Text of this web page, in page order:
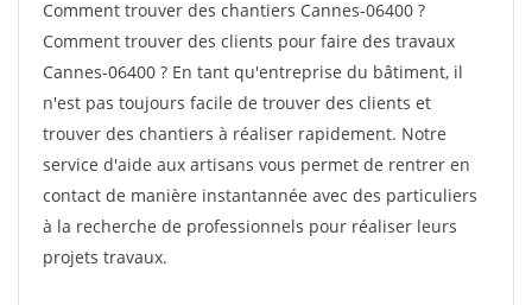
Comment trouver des chantiers Cannes-06400 ?
Comment trouver des clients pour faire des travaux
Cannes-06400 ? En tant qu'entreprise du bâtiment, il
n'est pas toujours facile de trouver des clients et
trouver des chantiers à réaliser rapidement. Notre
service d'aide aux artisans vous permet de rentrer en
contact de manière instantannée avec des particuliers
à la recherche de professionnels pour réaliser leurs
projets travaux.